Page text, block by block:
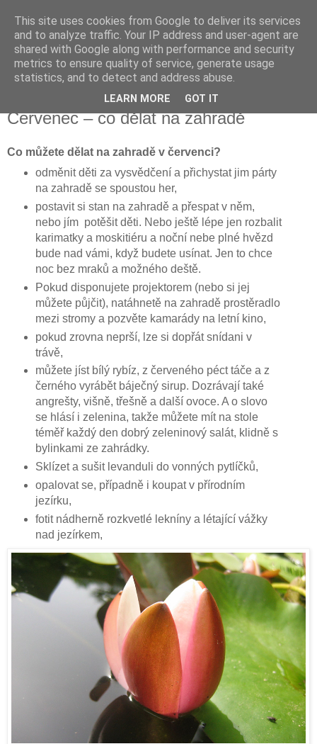
Vysněná zahrada
Blog o plánování a realizování vysněné zahrady.
sobota 30. června 2012
Červenec – co dělat na zahradě
Co můžete dělat na zahradě v červenci?
odměnit děti za vysvědčení a přichystat jim párty
na zahradě se spoustou her,
postavit si stan na zahradě a přespat v něm,
nebo jím potěšit děti. Nebo ještě lépe jen rozbalit
karimatky a moskitiéru a noční nebe plné hvězd
bude nad vámi, když budete usínat. Jen to chce
noc bez mraků a možného deště.
Pokud disponujete projektorem (nebo si jej
můžete půjčit), natáhnetě na zahradě prostěradlo
mezi stromy a pozvěte kamarády na letní kino,
pokud zrovna neprší, lze si dopřát snídani v
trávě,
můžete jíst bílý rybíz, z červeného péct táče a z
černého vyrábět báječný sirup. Dozrávají také
angrešty, višně, třešně a další ovoce. A o slovo
se hlásí i zelenina, takže můžete mít na stole
téměř každý den dobrý zeleninový salát, klidně s
bylinkami ze zahrádky.
Sklízet a sušit levanduli do vonných pytlíčků,
opalovat se, případně i koupat v přírodním
jezírku,
fotit nádherně rozkvetlé lekníny a létající vážky
nad jezírkem,
This site uses cookies from Google to deliver its services
and to analyze traffic. Your IP address and user-agent are
shared with Google along with performance and security
metrics to ensure quality of service, generate usage
statistics, and to detect and address abuse.
LEARN MORE GOT IT